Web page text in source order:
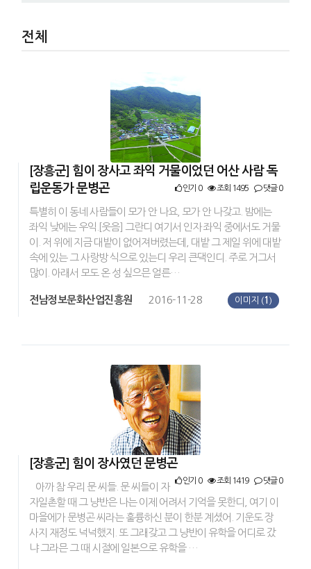
전체
[장흥군] 힘이 장사고 좌익 거물이었던 어산 사람 독
립운동가 문병곤
인기 0 조회 1495 댓글 0
특별히 이 동네 사람들이 모가 안 나요, 모가 안 나갖고. 밤에는
좌익 낮에는 우익.[웃음] 그란디 여기서 인자 좌익 중에서도 거물
이. 저 위에 지금 대밭이 없어져버렸는데, 대밭 그 제일 위에 대밭
속에 있는 그 사랑방 식으로 있는디 우리 큰댁인디. 주로 거그서
많이. 아래서 모도 온 성 싶으믄 얼른…
전남정보문화산업진흥원 2016-11-28 이미지 (1 )
[장흥군] 힘이 장사였던 문병곤
인기 0 조회 1419 댓글 0
아까 참 우리 문 씨들. 문 씨들이 자
자일촌할 때 그 냥반은 나는 이제 어려서 기억을 못한디, 여기 이
마을에가 문병곤 씨라는 훌륭하신 분이 한분 계셨어. 기운도 장
사지 재정도 넉넉했지. 또 그래갖고 그 냥반이 유학을 어디로 갔
냐 그라믄 그 때 시절에 일본으로 유학을 …